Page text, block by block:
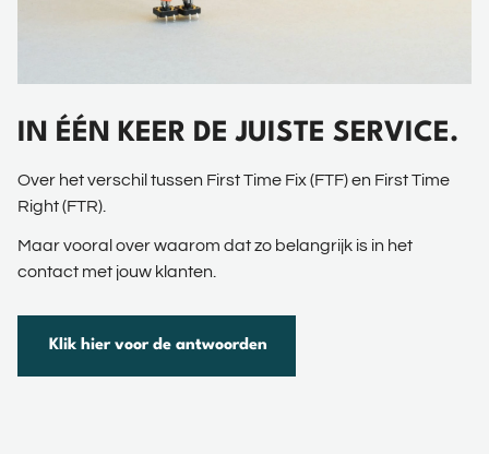
IN ÉÉN KEER DE JUISTE SERVICE.
Over het verschil tussen First Time Fix (FTF) en First Time
Right (FTR).
Maar vooral over waarom dat zo belangrijk is in het
contact met jouw klanten.
Klik hier voor de antwoorden